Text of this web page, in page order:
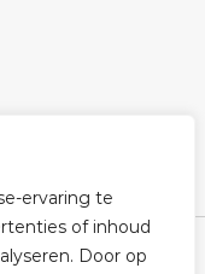
ervaring te
of inhoud
Door op